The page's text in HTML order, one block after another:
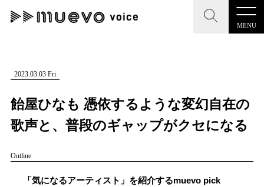
MENU
CLOSE
記事を検索する
人気ワード
CLOSE
"読者の声を形にする”音楽特化メディア
MENU
記事一覧
2023.03.03 Fri
飴屋ひなも 憑依するような変幻自在の
歌声と、普段のギャップがクセになる
Outline
「気になるアーティスト」を紹介するmuevo pick